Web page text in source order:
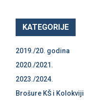
KATEGORIJE
2019./20. godina
2020./2021.
2023./2024.
Brošure KŠ i Kolokviji